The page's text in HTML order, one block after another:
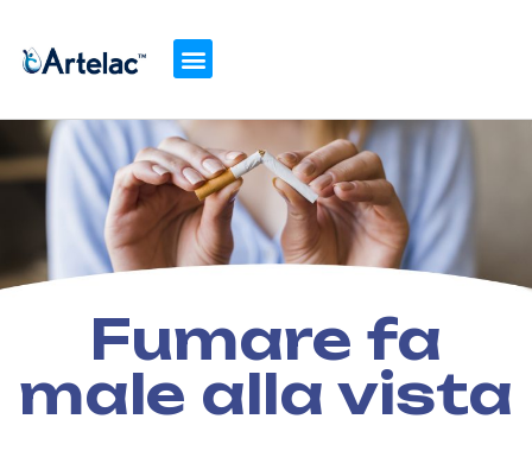
Fumare fa
male alla vista